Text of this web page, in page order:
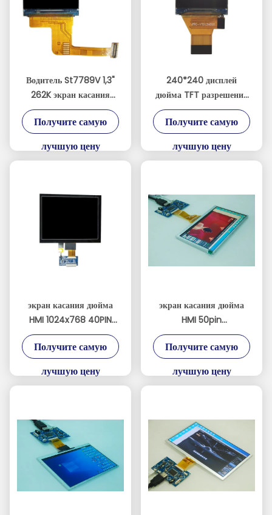
Водитель St7789V 1,3"
262K экран касания
дисплея цвета HMI
Получите самую
лучшую цену
240*240 дисплей
дюйма TFT разрешения
1,3, сенсорная панель
обломока HMI St7789V
Получите самую
лучшую цену
экран касания дюйма
HMI 1024x768 40PIN
8,0 с интерфейсом LVDS
Получите самую
лучшую цену
экран касания дюйма
HMI 50pin
800xRGBx480 7,0 для
умных приборов
Получите самую
лучшую цену